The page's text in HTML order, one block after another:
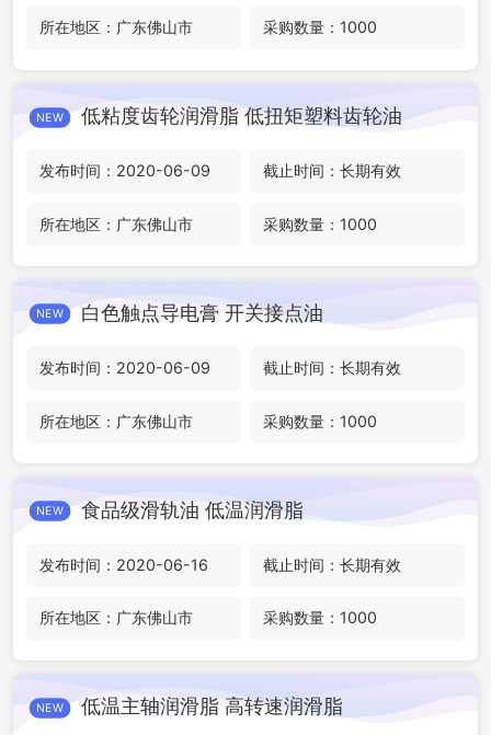
所在地区：广东佛山市 采购数量：1000
NEW 低粘度齿轮润滑脂 低扭矩塑料齿轮油
发布时间：2020-06-09 截止时间：长期有效
所在地区：广东佛山市 采购数量：1000
NEW 白色触点导电膏 开关接点油
发布时间：2020-06-09 截止时间：长期有效
所在地区：广东佛山市 采购数量：1000
NEW 食品级滑轨油 低温润滑脂
发布时间：2020-06-16 截止时间：长期有效
所在地区：广东佛山市 采购数量：1000
NEW 低温主轴润滑脂 高转速润滑脂